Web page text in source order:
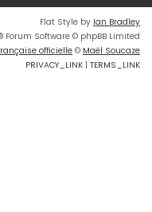
Flat Style by Ian Bradley
Forum Software © phpBB Limited
officielle© Maël Soucaze
PRIVACY_LINK | TERMS_LINK